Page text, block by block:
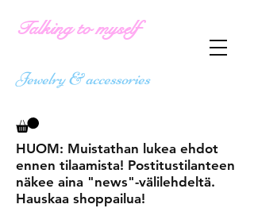
Talking to myself
Jewelry & accessories
HUOM: Muistathan lukea ehdot
ennen tilaamista! Postitustilanteen
näkee aina "news"-välilehdeltä.
Hauskaa shoppailua!